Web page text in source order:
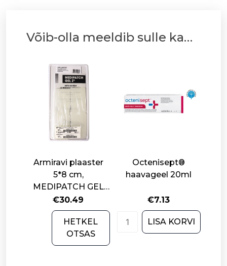
Võib-olla meeldib sulle ka…
Armiravi plaaster
5*8 cm,
MEDIPATCH GEL
Z®
€30.49
HETKEL
OTSAS
Octenisept®
haavageel 20ml
€7.13
Octenisept®
haavageel
LISA KORVI